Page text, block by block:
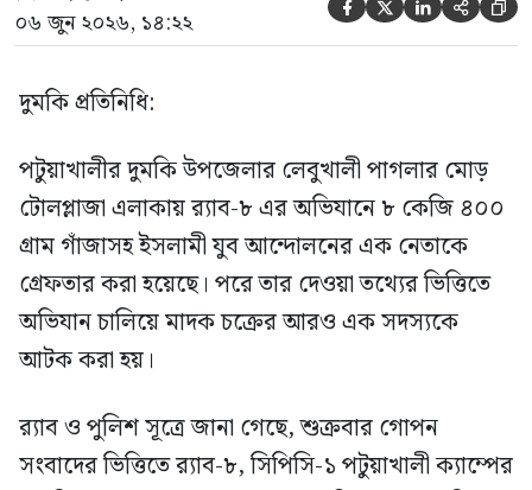
০৬ জুন ২০২৬, ১৪:২২     
দুমকি প্রতিনিধি:
পটুয়াখালীর দুমকি উপজেলার লেবুখালী পাগলার মোড়
টোলপ্লাজা এলাকায় র‍্যাব-৮ এর অভিযানে ৮ কেজি ৪০০
গ্রাম গাঁজাসহ ইসলামী যুব আন্দোলনের এক নেতাকে
গ্রেফতার করা হয়েছে। পরে তার দেওয়া তথ্যের ভিত্তিতে
অভিযান চালিয়ে মাদক চক্রের আরও এক সদস্যকে
আটক করা হয়।
র‍্যাব ও পুলিশ সূত্রে জানা গেছে, শুক্রবার গোপন
সংবাদের ভিত্তিতে র‍্যাব-৮, সিপিসি-১ পটুয়াখালী ক্যাম্পের